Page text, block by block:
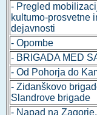
- Pregled
kultumo-prosvetne
dejavnosti
- Opombe
- BRIGADA MED
- Od Pohorja do
- Zidanškovo
Slandrove brigade
- Napad na